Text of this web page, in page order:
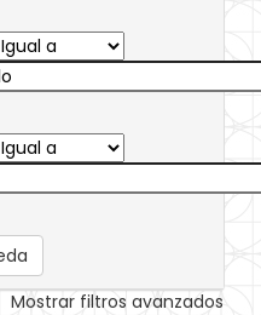
Mostrar filtros avanzados